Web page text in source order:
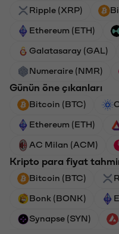
Ripple (XRP)
Ethereum (ETH)
Galatasaray (GAL)
Numeraire (NMR)
Günün öne çıkanları
Bitcoin (BTC)
Ethereum (ETH)
AC Milan (ACM)
Kripto para fiyat
Bitcoin (BTC)
Bonk (BONK)
Synapse (SYN)